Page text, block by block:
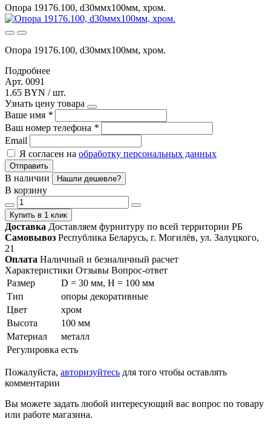
Опора 19176.100, d30ммх100мм, хром.
Опора 19176.100, d30ммх100мм, хром.
Подробнее
Арт. 0091
1.65 BYN / шт.
Узнать цену товара
Ваше имя *
Ваш номер телефона *
Email
Я согласен на обработку персональных данных
Отправить
В наличии Нашли дешевле?
В корзину
Купить в 1 клик
Доставка Доставляем фурнитуру по всей территории РБ
Самовывоз Республика Беларусь, г. Могилёв, ул. Залуцкого,
21
Оплата Наличный и безналичный расчет
Характеристики Отзывы Вопрос-ответ
Размер
D = 30 мм, H = 100 мм
Тип
опоры декоративные
Цвет
хром
Высота
100 мм
Материал
металл
Регулировка есть
Пожалуйста, авторизуйтесь для того чтобы оставлять
комментарии
Вы можете задать любой интересующий вас вопрос по товару
или работе магазина.